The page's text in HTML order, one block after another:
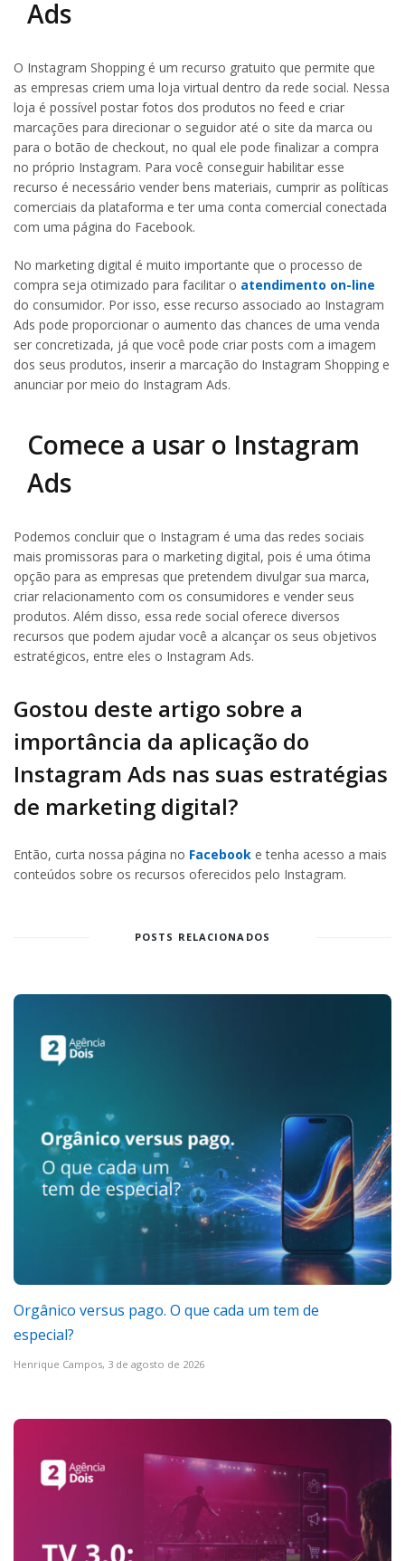
Ads
O Instagram Shopping é um recurso gratuito que permite que
as empresas criem uma loja virtual dentro da rede social. Nessa
loja é possível postar fotos dos produtos no feed e criar
marcações para direcionar o seguidor até o site da marca ou
para o botão de checkout, no qual ele pode finalizar a compra
no próprio Instagram. Para você conseguir habilitar esse
recurso é necessário vender bens materiais, cumprir as políticas
comerciais da plataforma e ter uma conta comercial conectada
com uma página do Facebook.
No marketing digital é muito importante que o processo de
compra seja otimizado para facilitar o atendimento on-line
do consumidor. Por isso, esse recurso associado ao Instagram
Ads pode proporcionar o aumento das chances de uma venda
ser concretizada, já que você pode criar posts com a imagem
dos seus produtos, inserir a marcação do Instagram Shopping e
anunciar por meio do Instagram Ads.
Comece a usar o Instagram
Ads
Podemos concluir que o Instagram é uma das redes sociais
mais promissoras para o marketing digital, pois é uma ótima
opção para as empresas que pretendem divulgar sua marca,
criar relacionamento com os consumidores e vender seus
produtos. Além disso, essa rede social oferece diversos
recursos que podem ajudar você a alcançar os seus objetivos
estratégicos, entre eles o Instagram Ads.
Gostou deste artigo sobre a
importância da aplicação do
Instagram Ads nas suas estratégias
de marketing digital?
Então, curta nossa página no Facebook e tenha acesso a mais
conteúdos sobre os recursos oferecidos pelo Instagram.
POSTS RELACIONADOS
Orgânico versus pago. O que cada um tem de
especial?
Henrique Campos, 3 de agosto de 2026